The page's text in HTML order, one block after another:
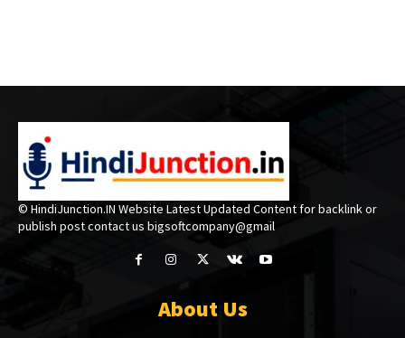
© HindiJunction.IN Website Latest Updated Content for backlink or
publish post contact us bigsoftcompany@gmail
About Us